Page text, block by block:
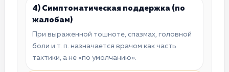
4) Симптоматическая поддержка (по
жалобам)
При выраженной тошноте, спазмах, головной
боли и т. п. назначается врачом как часть
тактики, а не «по умолчанию».